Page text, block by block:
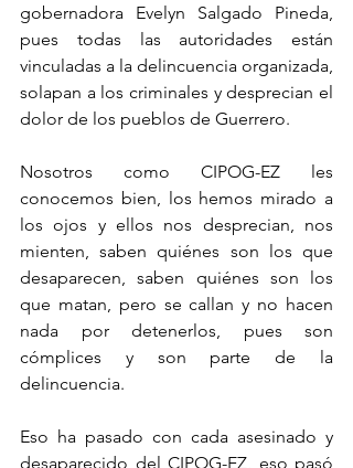
gobernadora Evelyn Salgado Pineda,
pues todas las autoridades están
vinculadas a la delincuencia organizada,
solapan a los criminales y desprecian el
dolor de los pueblos de Guerrero.
Nosotros como CIPOG-EZ les
conocemos bien, los hemos mirado a
los ojos y ellos nos desprecian, nos
mienten, saben quiénes son los que
desaparecen, saben quiénes son los
que matan, pero se callan y no hacen
nada por detenerlos, pues son
cómplices y son parte de la
delincuencia.
Eso ha pasado con cada asesinado y
desaparecido del CIPOG-EZ, eso pasó